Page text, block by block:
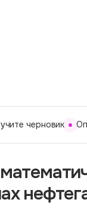
черновик